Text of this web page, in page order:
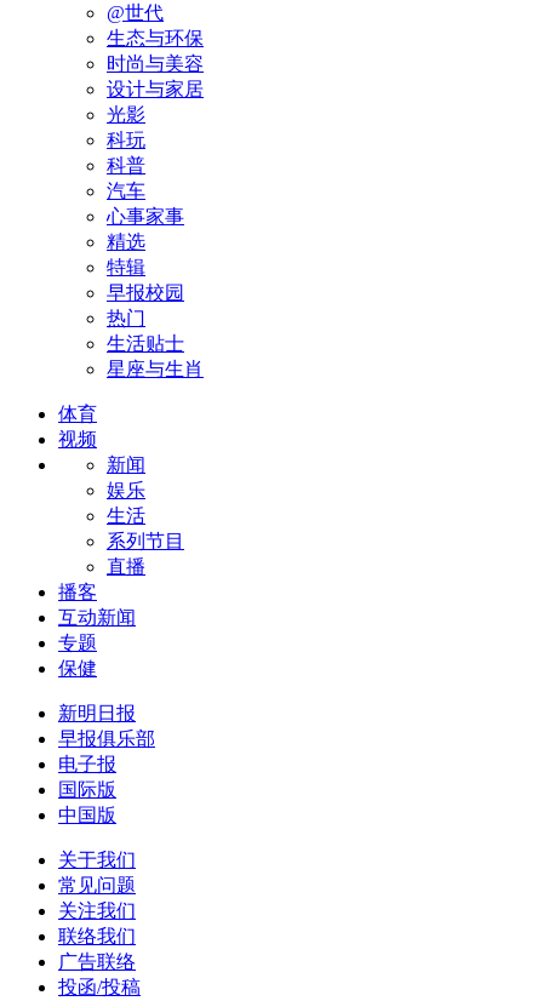
@世代
生态与环保
时尚与美容
设计与家居
光影
科玩
科普
汽车
心事家事
精选
特辑
早报校园
热门
生活贴士
星座与生肖
体育
视频
新闻
娱乐
生活
系列节目
直播
播客
互动新闻
专题
保健
新明日报
早报俱乐部
电子报
国际版
中国版
关于我们
常见问题
关注我们
联络我们
广告联络
投函/投稿